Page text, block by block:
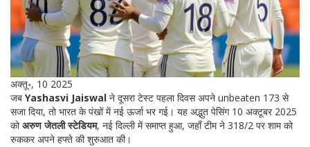
अक्तू॰, 10 2025
जब Yashasvi Jaiswal ने दूसरा टेस्ट पहला दिवस अपने unbeaten 173 से
सजा दिया, तो भारत के पंखों में नई ऊर्जा भर गई। यह अद्भुत पेसिंग 10 अक्टूबर 2025
कोअरुण जेतली स्टेडियम, नई दिल्ली में समाप्त हुआ, जहाँ टीम ने 318/2 पर शाम को
रुककर अपने हफ्ते की शुरुआत की।